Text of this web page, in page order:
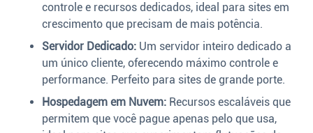
controle e recursos dedicados, ideal para sites em
crescimento que precisam de mais potência.
Servidor Dedicado: Um servidor inteiro dedicado a
um único cliente, oferecendo máximo controle e
performance. Perfeito para sites de grande porte.
Hospedagem em Nuvem: Recursos escaláveis que
permitem que você pague apenas pelo que usa,